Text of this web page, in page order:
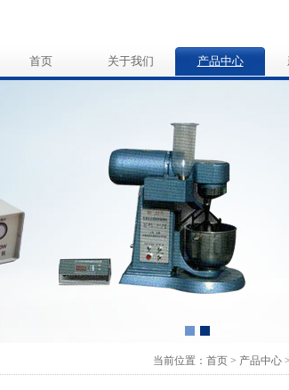
首页 关于我们 产品中心
当前位置： 首页 > 产品中心 >